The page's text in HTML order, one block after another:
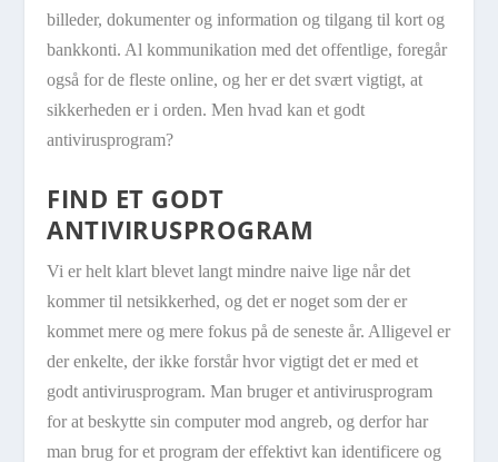
billeder, dokumenter og information og tilgang til kort og
bankkonti. Al kommunikation med det offentlige, foregår
også for de fleste online, og her er det svært vigtigt, at
sikkerheden er i orden. Men hvad kan et godt
antivirusprogram?
FIND ET GODT
ANTIVIRUSPROGRAM
Vi er helt klart blevet langt mindre naive lige når det
kommer til netsikkerhed, og det er noget som der er
kommet mere og mere fokus på de seneste år. Alligevel er
der enkelte, der ikke forstår hvor vigtigt det er med et
godt antivirusprogram. Man bruger et antivirusprogram
for at beskytte sin computer mod angreb, og derfor har
man brug for et program der effektivt kan identificere og